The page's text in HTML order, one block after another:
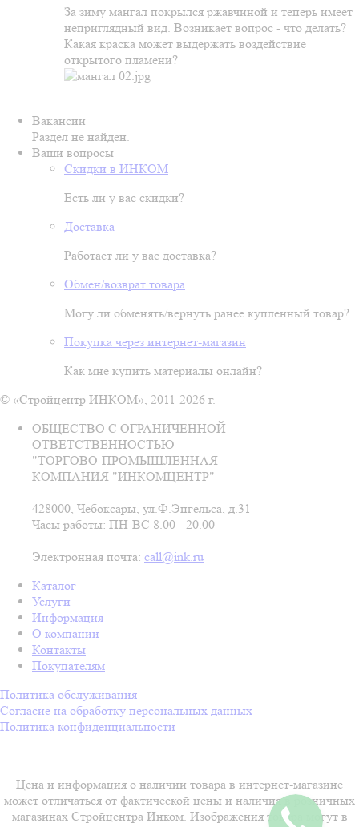
За зиму мангал покрылся ржавчиной и теперь имеет
неприглядный вид. Возникает вопрос - что делать?
Какая краска может выдержать воздействие
открытого пламени?
Вакансии
Раздел не найден.
Ваши вопросы
Скидки в ИНКОМ
Есть ли у вас скидки?
Доставка
Работает ли у вас доставка?
Обмен/возврат товара
Могу ли обменять/вернуть ранее купленный товар?
Покупка через интернет-магазин
Как мне купить материалы онлайн?
© «Стройцентр ИНКОМ», 2011-2026 г.
ОБЩЕСТВО С ОГРАНИЧЕННОЙ
ОТВЕТСТВЕННОСТЬЮ
"ТОРГОВО-ПРОМЫШЛЕННАЯ
КОМПАНИЯ "ИНКОМЦЕНТР"
428000, Чебоксары, ул.Ф.Энгельса, д.31
Часы работы: ПН-ВС 8.00 - 20.00
Электронная почта: call@ink.ru
Каталог
Услуги
Информация
О компании
Контакты
Покупателям
Политика обслуживания
Согласие на обработку персональных данных
Политика конфиденциальности
Цена и информация о наличии товара в интернет-магазине
может отличаться от фактической цены и наличия в розничных
магазинах Стройцентра Инком. Изображения товара могут в